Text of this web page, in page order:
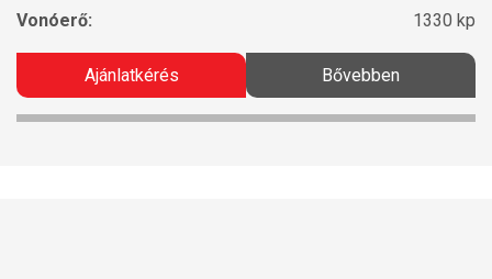
Vonóerő:
1330 kp
Ajánlatkérés Bővebben